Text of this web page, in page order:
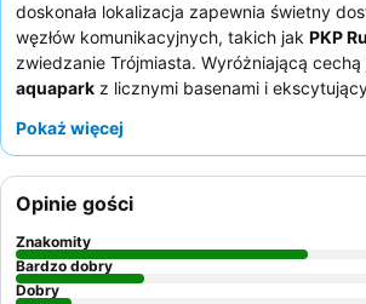
doskonała lokalizacja zapewnia świetny
węzłów komunikacyjnych, takich jak PKP
zwiedzanie Trójmiasta. Wyróżniającą
aquapark z licznymi basenami i
przyjazny i profesjonalny personel
pobyt, warto poprosić o pokój z widokiem
do głównej drogi i torów kolejowych.
Pokaż więcej
Opinie gości
Znakomity
Bardzo dobry
Dobry